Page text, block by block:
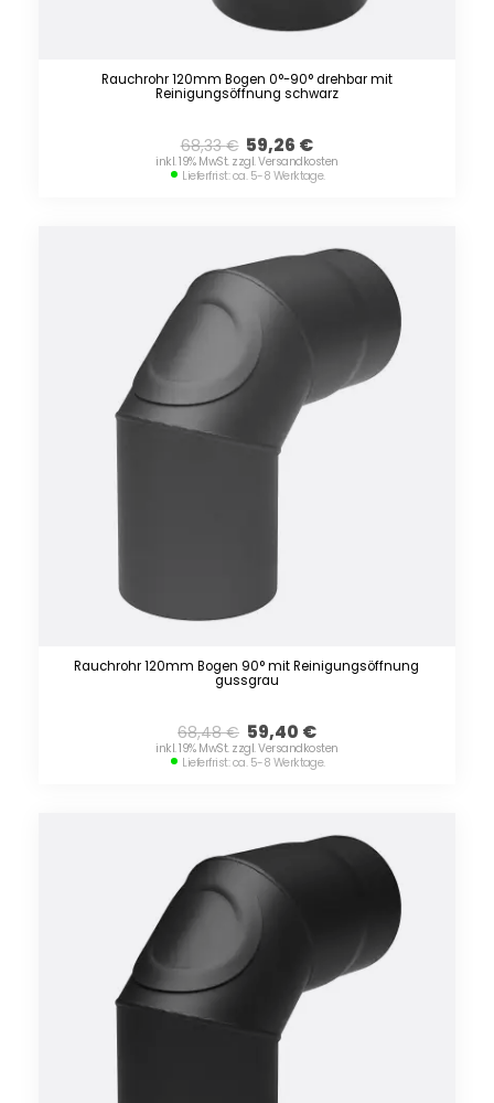
Rauchrohr 120mm Bogen 0°-90° drehbar mit
Reinigungsöffnung schwarz
68,33€ 59,26 €
inkl. 19% MwSt. zzgl. Versandkosten
Lieferfrist: ca. 5-8 Werktage.
Rauchrohr 120mm Bogen 90° mit Reinigungsöffnung
gussgrau
68,48€ 59,40 €
inkl. 19% MwSt. zzgl. Versandkosten
Lieferfrist: ca. 5-8 Werktage.